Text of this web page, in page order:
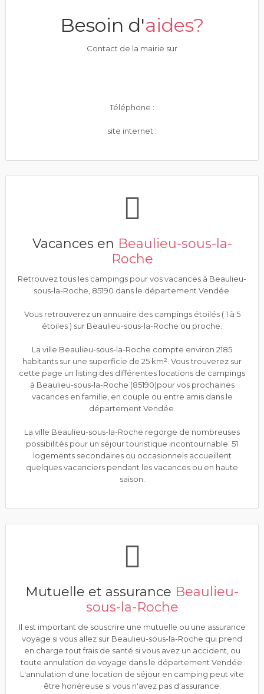
Besoin d'aides?
Contact de la mairie sur
Téléphone :
site internet :
Vacances en Beaulieu-sous-la-
Roche
Retrouvez tous les campings pour vos vacances à Beaulieu-
sous-la-Roche, 85190 dans le département Vendée.
Vous retrouverez un annuaire des campings étoilés ( 1 à 5
étoiles ) sur Beaulieu-sous-la-Roche ou proche.
La ville Beaulieu-sous-la-Roche compte environ 2185
habitants sur une superficie de 25 km². Vous trouverez sur
cette page un listing des différentes locations de campings
à Beaulieu-sous-la-Roche (85190)pour vos prochaines
vacances en famille, en couple ou entre amis dans le
département Vendée.
La ville Beaulieu-sous-la-Roche regorge de nombreuses
possibilités pour un séjour touristique incontournable. 51
logements secondaires ou occasionnels accueillent
quelques vacanciers pendant les vacances ou en haute
saison.
Mutuelle et assurance Beaulieu-
sous-la-Roche
Il est important de souscrire une mutuelle ou une assurance
voyage si vous allez sur Beaulieu-sous-la-Roche qui prend
en charge tout frais de santé si vous avez un accident, ou
toute annulation de voyage dans le département Vendée.
L'annulation d'une location de séjour en camping peut vite
être honéreuse si vous n'avez pas d'assurance.